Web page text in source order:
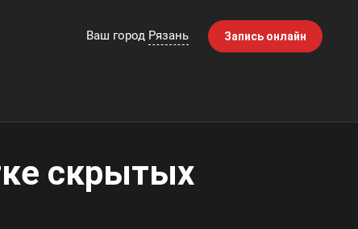
Ваш город Рязань Запись онлайн
скрытых